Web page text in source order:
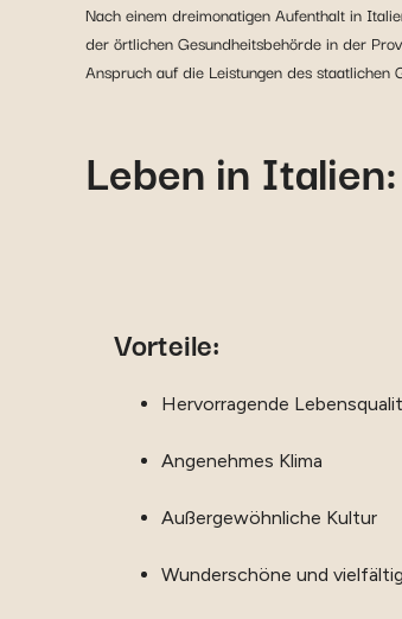
Nach einem dreimonatigen Aufenthalt in
der örtlichen Gesundheitsbehörde in der
Anspruch auf die Leistungen des staatlichen
Leben in
Vorteile:
Hervorragende
Angenehmes Klima
Außergewöhnliche Kultur
Wunderschöne und